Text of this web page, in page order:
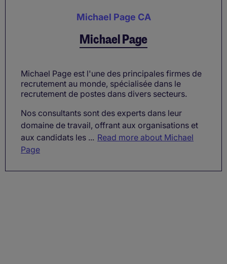
Michael Page CA
Michael Page
Michael Page est l'une des principales firmes de
recrutement au monde, spécialisée dans le
recrutement de postes dans divers secteurs.
Nos consultants sont des experts dans leur
domaine de travail, offrant aux organisations et
aux candidats les ... Read more about Michael
Page